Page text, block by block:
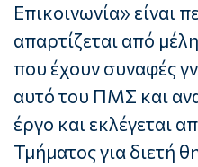
Επικοινωνία» είναι
απαρτίζεται από
που έχουν συναφές
αυτό του ΠΜΣ και
έργο και εκλέγεται
Τμήματος για διετή